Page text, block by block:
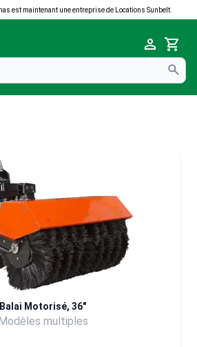
est maintenant une entreprise de Locations Sunbelt.
Cart
Balai Motorisé, 36"
multiples